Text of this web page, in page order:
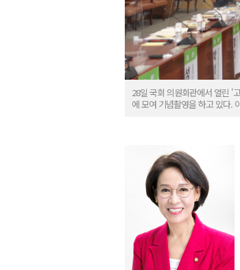
28일 국회 의원회관에서 열린 '
에 모여 기념촬영을 하고 있다.